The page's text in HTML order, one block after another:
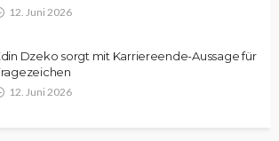
12. Juni 2026
Dzeko sorgt mit Karriereende-Aussage für
12. Juni 2026